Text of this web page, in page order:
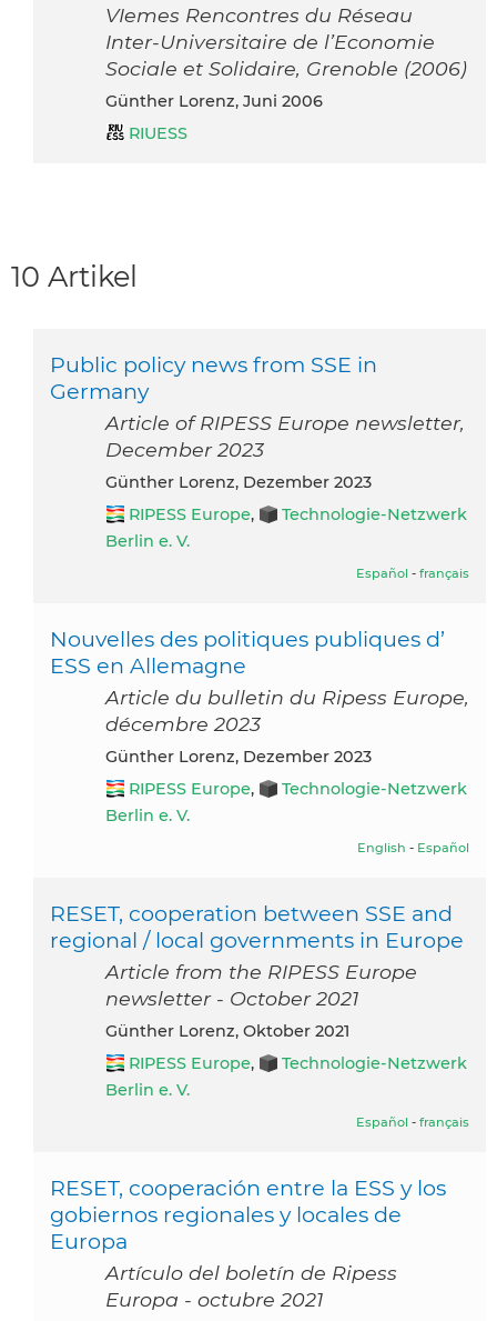
VIemes Rencontres du Réseau
Inter-Universitaire de l’Economie
Sociale et Solidaire, Grenoble (2006)
Günther Lorenz, Juni 2006
RIUESS
10 Artikel
Public policy news from SSE in
Germany
Article of RIPESS Europe newsletter,
December 2023
Günther Lorenz, Dezember 2023
RIPESS Europe,
Technologie-Netzwerk
Berlin e. V.
Español - français
Nouvelles des politiques publiques d’
ESS en Allemagne
Article du bulletin du Ripess Europe,
décembre 2023
Günther Lorenz, Dezember 2023
RIPESS Europe,
Technologie-Netzwerk
Berlin e. V.
English - Español
RESET, cooperation between SSE and
regional / local governments in Europe
Article from the RIPESS Europe
newsletter - October 2021
Günther Lorenz, Oktober 2021
RIPESS Europe,
Technologie-Netzwerk
Berlin e. V.
Español - français
RESET, cooperación entre la ESS y los
gobiernos regionales y locales de
Europa
Artículo del boletín de Ripess
Europa - octubre 2021